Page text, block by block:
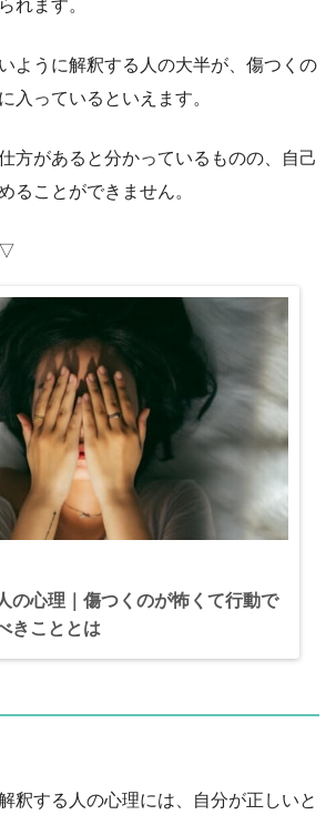
れます。
ように解釈する人の大半が、傷つくの
入っているといえます。
方があると分かっているものの、自己
ることができません。
▽
の心理｜傷つくのが怖くて行動で
きこととは
釈する人の心理には、自分が正しいと